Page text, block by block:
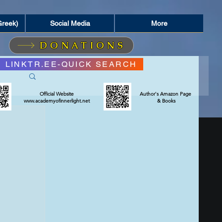
Social Media More
DONATIONS
LINKTR.EE-QUICK SEARCH
Official Website
www.academyofinnerlight.net
Author's Amazon Page
& Books